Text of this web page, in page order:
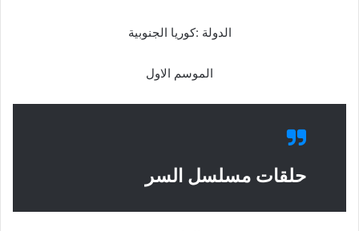
الدولة :كوريا الجنوبية
الموسم الاول
حلقات مسلسل السر